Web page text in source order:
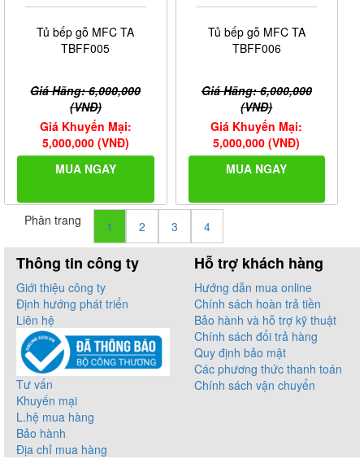
Tủ bếp gỗ MFC TA
TBFF005
Giá Hãng: 6,000,000
(VNĐ)
Giá Khuyến Mại:
5,000,000 (VNĐ)
MUA NGAY
Tủ bếp gỗ MFC TA
TBFF006
Giá Hãng: 6,000,000
(VNĐ)
Giá Khuyến Mại:
5,000,000 (VNĐ)
MUA NGAY
Phân trang 1 2 3 4
Thông tin công ty
Giới thiệu công ty
Định hướng phát triển
Liên hệ
Tư vấn
Khuyến mại
L.hệ mua hàng
Bảo hành
Địa chỉ mua hàng
Hỗ trợ khách hàng
Hướng dẫn mua online
Chính sách hoàn trả tiền
Bảo hành và hỗ trợ kỹ thuật
Chính sách đổi trả hàng
Quy định bảo mật
Các phương thức thanh toán
Chính sách vận chuyển